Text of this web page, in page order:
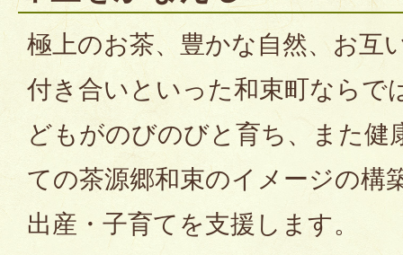
極上のお茶、豊かな自然、お互
付き合いといった和束町ならで
どもがのびのびと育ち、また健
ての茶源郷和束のイメージの構
出産・子育てを支援します。